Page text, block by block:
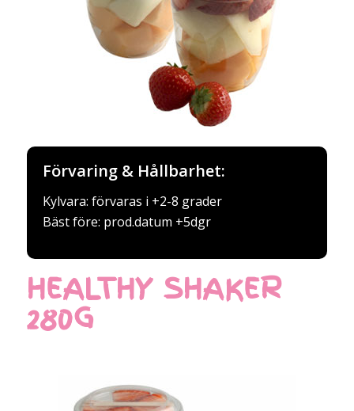
Förvaring & Hållbarhet:
Kylvara: förvaras i +2-8 grader
Bäst före: prod.datum +5dgr
HEALTHY SHAKER
280G